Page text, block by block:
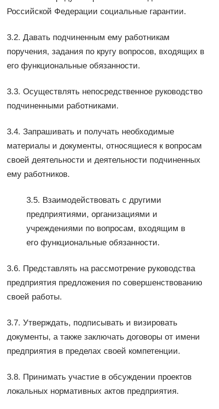
Российской Федерации социальные гарантии.
3.2. Давать подчиненным ему работникам
поручения, задания по кругу вопросов, входящих в
его функциональные обязанности.
3.3. Осуществлять непосредственное руководство
подчиненными работниками.
3.4. Запрашивать и получать необходимые
материалы и документы, относящиеся к вопросам
своей деятельности и деятельности подчиненных
ему работников.
3.5. Взаимодействовать с другими
предприятиями, организациями и
учреждениями по вопросам, входящим в
его функциональные обязанности.
3.6. Представлять на рассмотрение руководства
предприятия предложения по совершенствованию
своей работы.
3.7. Утверждать, подписывать и визировать
документы, а также заключать договоры от имени
предприятия в пределах своей компетенции.
3.8. Принимать участие в обсуждении проектов
локальных нормативных актов предприятия.